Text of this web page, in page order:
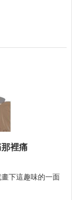
裡痛
下這趣味的一面